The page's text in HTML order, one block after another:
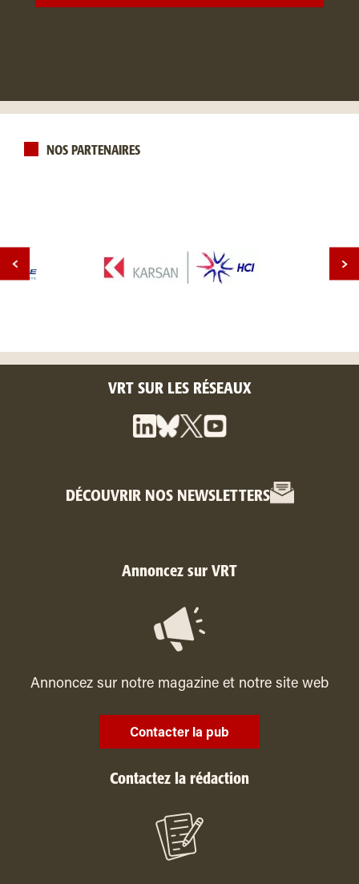
NOS PARTENAIRES
VRT SUR LES RÉSEAUX
DÉCOUVRIR NOS NEWSLETTERS
Annoncez sur VRT
Annoncez sur notre magazine et notre site web
Contacter la pub
Contactez la rédaction